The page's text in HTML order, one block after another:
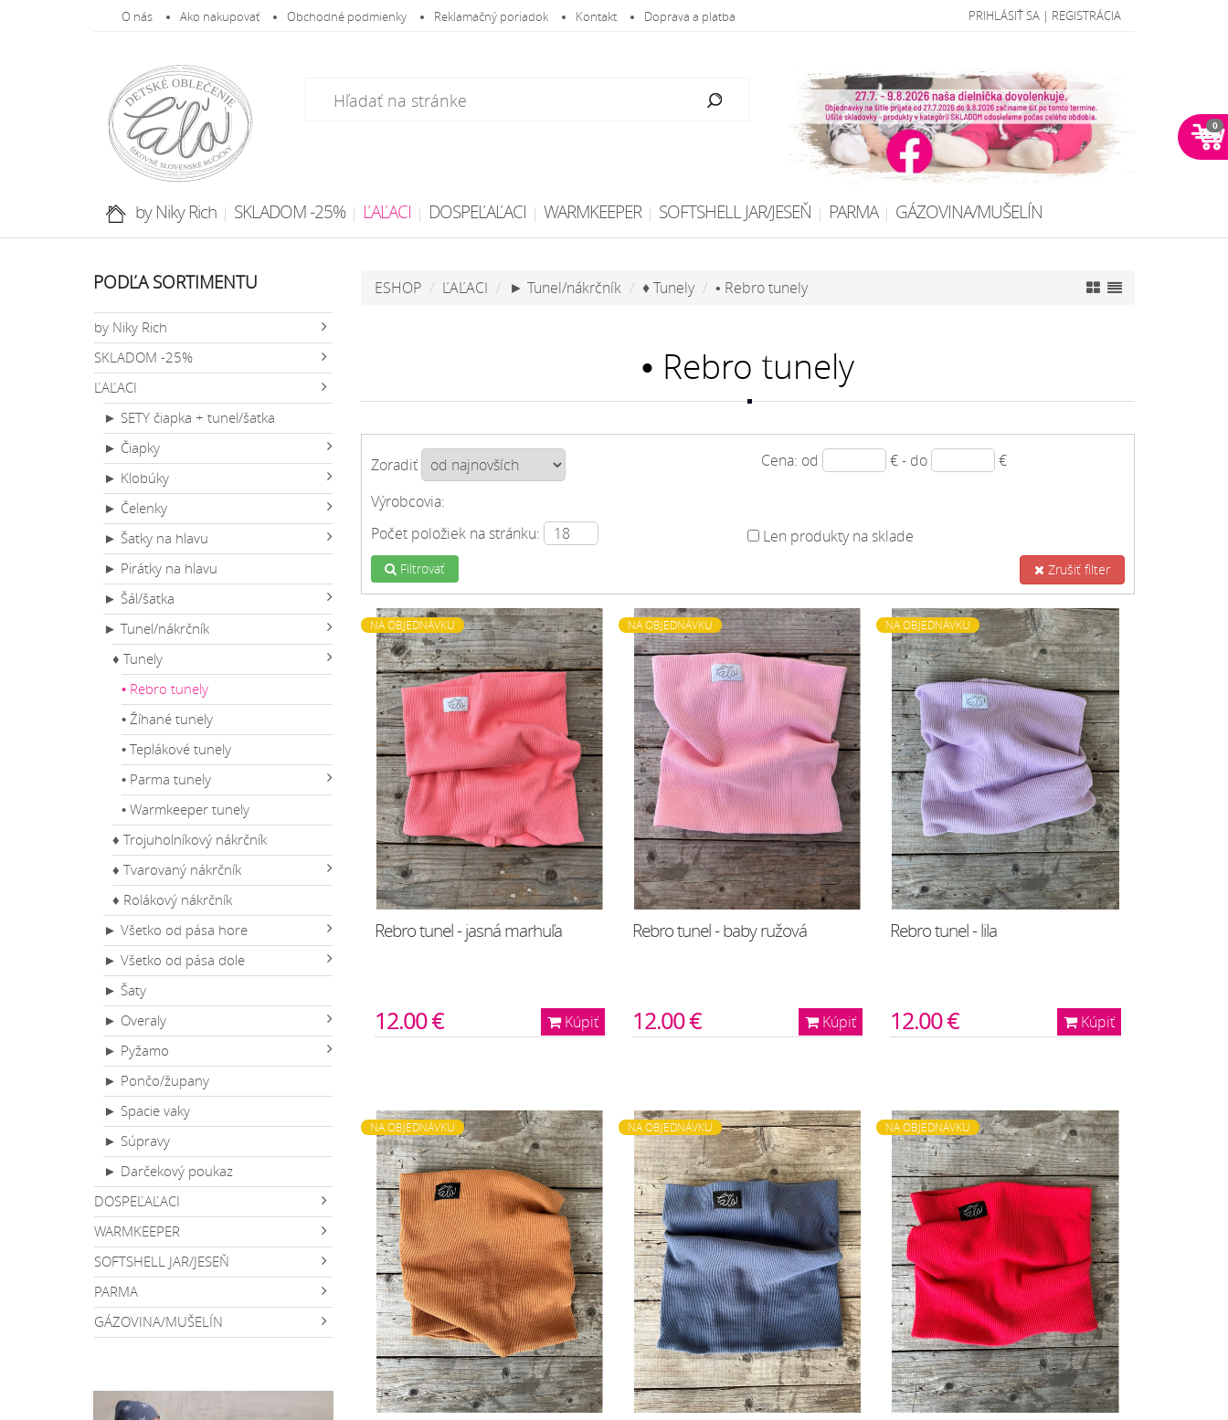
O nás Ako nakupovať Obchodné podmienky Reklamačný poriadok Kontakt Doprava a platba PRIHLÁSIŤ SA | REGISTRÁCIA
0
by Niky Rich SKLADOM -25% ĽAĽACI DOSPEĽAĽACI WARMKEEPER SOFTSHELL JAR/JESEŇ PARMA GÁZOVINA/MUŠELÍN
PODĽA SORTIMENTU
by Niky Rich
SKLADOM -25%
ĽAĽACI
► SETY čiapka + tunel/šatka
► Čiapky
► Klobúky
► Čelenky
► Šatky na hlavu
► Pirátky na hlavu
► Šál/šatka
► Tunel/nákrčník
♦ Tunely
• Rebro tunely
• Žíhané tunely
• Teplákové tunely
• Parma tunely
• Warmkeeper tunely
♦ Trojuholníkový nákrčník
♦ Tvarovaný nákrčník
♦ Rolákový nákrčník
► Všetko od pása hore
► Všetko od pása dole
► Šaty
► Overaly
► Pyžamo
► Pončo/župany
► Spacie vaky
► Súpravy
► Darčekový poukaz
DOSPEĽAĽACI
WARMKEEPER
SOFTSHELL JAR/JESEŇ
PARMA
GÁZOVINA/MUŠELÍN
ESHOP ĽAĽACI ► Tunel/nákrčník ♦ Tunely • Rebro tunely
• Rebro tunely
Zoradiť Cena: od € - do €
Výrobcovia:
Počet položiek na stránku:
Len produkty na sklade
Filtrovať Zrušiť filter
NA OBJEDNÁVKU
Rebro tunel - jasná marhuľa
Kúpiť
12.00 €
NA OBJEDNÁVKU
Rebro tunel - baby ružová
Kúpiť
12.00 €
NA OBJEDNÁVKU
Rebro tunel - lila
Kúpiť
12.00 €
NA OBJEDNÁVKU NA OBJEDNÁVKU NA OBJEDNÁVKU